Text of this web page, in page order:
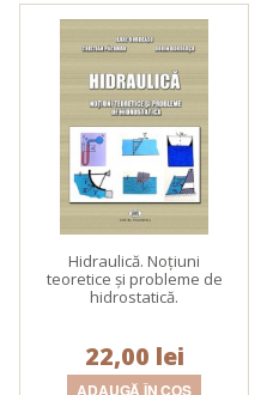
Hidraulică. Noţiuni
teoretice şi probleme de
hidrostatică.
22,00 lei